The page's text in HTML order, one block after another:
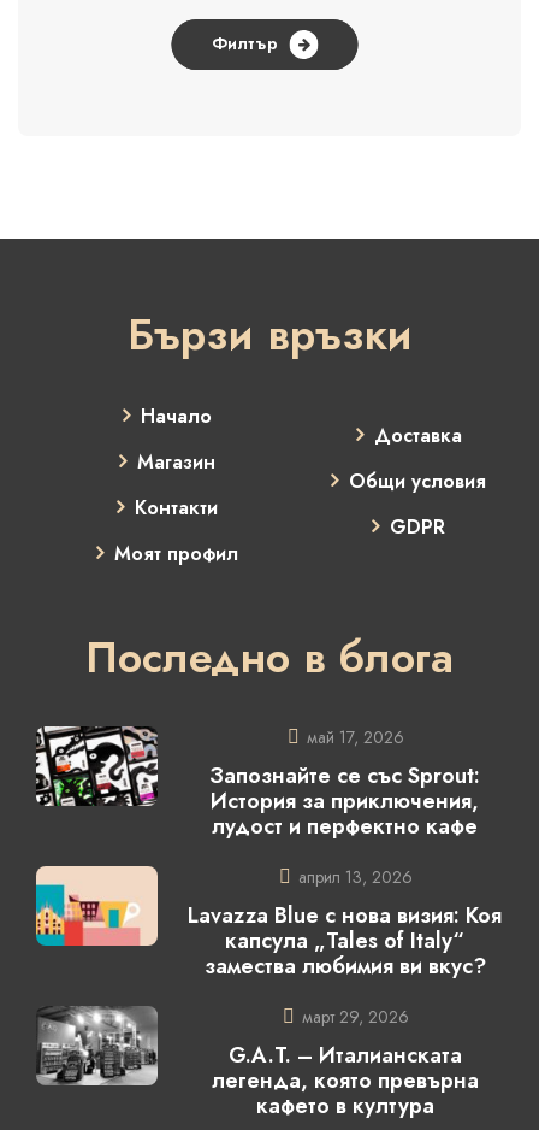
Филтър
Бързи връзки
Начало
Магазин
Контакти
Моят профил
Доставка
Общи условия
GDPR
Последно в блога
май 17, 2026
Запознайте се със Sprout:
История за приключения,
лудост и перфектно кафе
април 13, 2026
Lavazza Blue с нова визия: Коя
капсула „Tales of Italy“
замества любимия ви вкус?
март 29, 2026
G.A.T. – Италианската
легенда, която превърна
кафето в култура